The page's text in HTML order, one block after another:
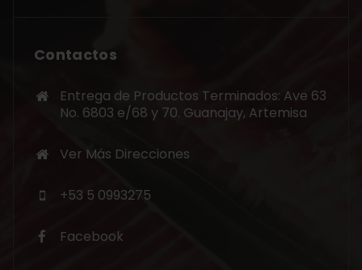
Contactos
Entrega de Productos Terminados: Ave 63
No. 6803 e/68 y 70. Guanajay, Artemisa
Ver Más Direcciones
+53 5 0993275
Facebook